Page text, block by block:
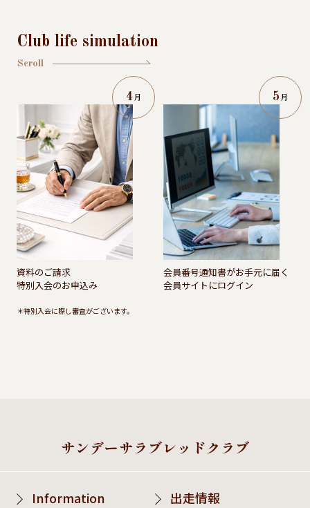
Club life simulation
Scroll
4月
資料のご請求
特別入会のお申込み
＊特別入会に際し審査がございます。
5 月
会員番号通知書がお手元に届く
会員サイトにログイン
サンデーサラブレッドクラブ
Information 出走情報